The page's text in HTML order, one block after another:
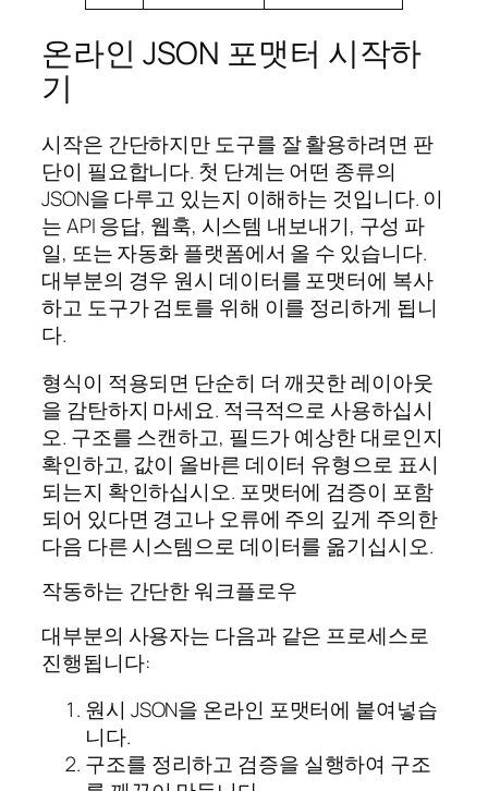
온라인 JSON 포맷터 시작하
기
시작은 간단하지만 도구를 잘 활용하려면 판
단이 필요합니다. 첫 단계는 어떤 종류의
JSON을 다루고 있는지 이해하는 것입니다. 이
는 API 응답, 웹훅, 시스템 내보내기, 구성 파
일, 또는 자동화 플랫폼에서 올 수 있습니다.
대부분의 경우 원시 데이터를 포맷터에 복사
하고 도구가 검토를 위해 이를 정리하게 됩니
다.
형식이 적용되면 단순히 더 깨끗한 레이아웃
을 감탄하지 마세요. 적극적으로 사용하십시
오. 구조를 스캔하고, 필드가 예상한 대로인지
확인하고, 값이 올바른 데이터 유형으로 표시
되는지 확인하십시오. 포맷터에 검증이 포함
되어 있다면 경고나 오류에 주의 깊게 주의한
다음 다른 시스템으로 데이터를 옮기십시오.
작동하는 간단한 워크플로우
대부분의 사용자는 다음과 같은 프로세스로
진행됩니다:
원시 JSON을 온라인 포맷터에 붙여넣습
니다.
구조를 정리하고 검증을 실행하여 구조